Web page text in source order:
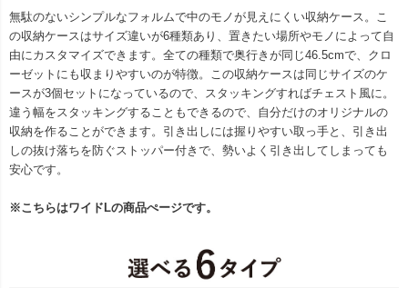
無駄のないシンプルなフォルムで中のモノが見えにくい収納ケース。こ
の収納ケースはサイズ違いが6種類あり、置きたい場所やモノによって自
由にカスタマイズできます。全ての種類で奥行きが同じ46.5cmで、クロ
ーゼットにも収まりやすいのが特徴。この収納ケースは同じサイズのケ
ースが3個セットになっているので、スタッキングすればチェスト風に。
違う幅をスタッキングすることもできるので、自分だけのオリジナルの
収納を作ることができます。引き出しには握りやすい取っ手と、引き出
しの抜け落ちを防ぐストッパー付きで、勢いよく引き出してしまっても
安心です。
※こちらはワイドLの商品ぺージです。